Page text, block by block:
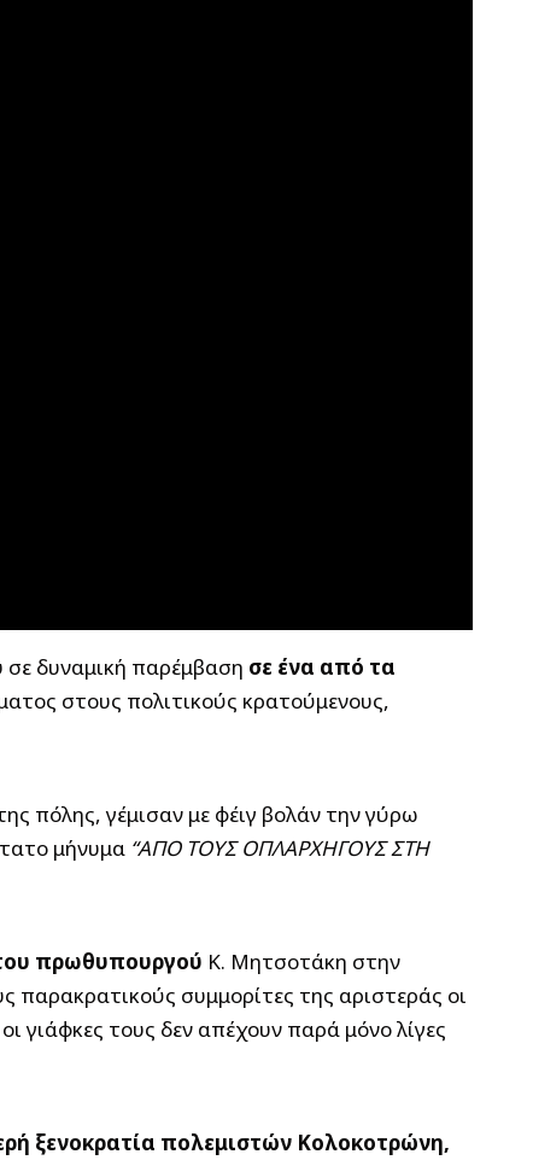
δυναμική παρέμβαση σε ένα από τα
στους πολιτικούς κρατούμενους,
πόλης, γέμισαν με φέιγ βολάν την γύρω
μήνυμα “ΑΠΟ ΤΟΥΣ ΟΠΛΑΡΧΗΓΟΥΣ ΣΤΗ
πρωθυπουργού Κ. Μητσοτάκη στην
συμμορίτες της αριστεράς οι
γιάφκες τους δεν απέχουν παρά μόνο λίγες
ξενοκρατία πολεμιστών Κολοκοτρώνη,